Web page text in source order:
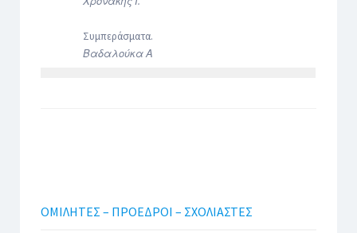
Συμπεράσματα.
Βαδαλούκα Α
ΟΜΙΛΗΤΕΣ – ΠΡΟΕΔΡΟΙ – ΣΧΟΛΙΑΣΤΕΣ